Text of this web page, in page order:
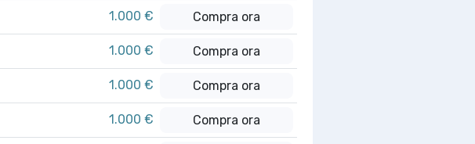
1.000 € Compra ora
1.000 € Compra ora
1.000 € Compra ora
1.000 € Compra ora